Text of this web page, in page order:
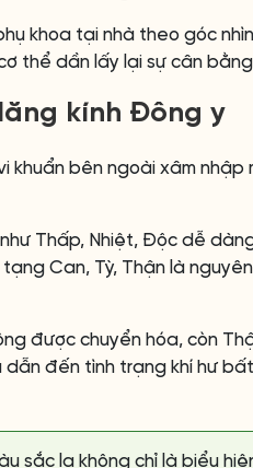
khoa tại nhà theo góc
thể dần lấy lại sự cân
kính Đông y
khuẩn bên ngoài xâm nhập
Thấp, Nhiệt, Độc dễ
Can, Tỳ, Thận là
được chuyển hóa, còn
dẫn đến tình trạng khí hư
sắc lạ không chỉ là biểu